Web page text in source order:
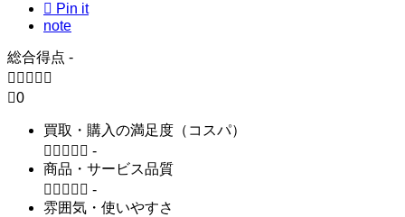
 Pin it
note
総合得点 -
    
0
買取・購入の満足度（コスパ）
     -
商品・サービス品質
     -
雰囲気・使いやすさ